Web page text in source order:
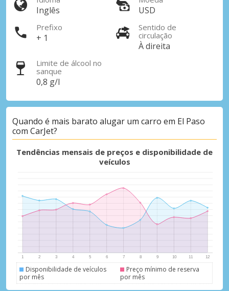
Descontos especiais
Aceda a ofertas exclusivas dos nossos
fornecedores
Iniciar sessão com eLink
Inglês USD
Prefixo
+ 1
Sentido de
circulação
À direita
Limite de álcool no
sanque
0,8 g/l
Quando é mais barato alugar um carro em El Paso
com CarJet?
Tendências mensais de preços e disponibilidade de
veículos
Disponibilidade de veículos
por mês
Preço mínimo de reserva
por mês